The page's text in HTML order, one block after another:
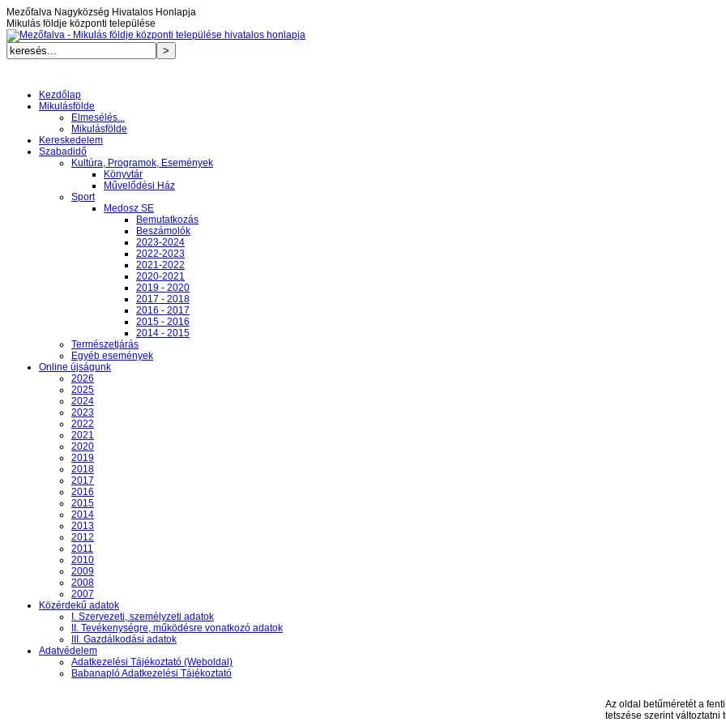
Mezőfalva Nagyközség Hivatalos Honlapja
Mikulás földje központi települése
Kezdőlap
Mikulásfölde
Elmesélés...
Mikulásfölde
Kereskedelem
Szabadidő
Kultúra, Programok, Események
Könyvtár
Művelődési Ház
Sport
Medosz SE
Bemutatkozás
Beszámolók
2023-2024
2022-2023
2021-2022
2020-2021
2019 - 2020
2017 - 2018
2016 - 2017
2015 - 2016
2014 - 2015
Természetjárás
Egyéb események
Online újságunk
2026
2025
2024
2023
2022
2021
2020
2019
2018
2017
2016
2015
2014
2013
2012
2011
2010
2009
2008
2007
Közérdekű adatok
I. Szervezeti, személyzeti adatok
II. Tevékenységre, működésre vonatkozó adatok
III. Gazdálkodási adatok
Adatvédelem
Adatkezelési Tájékoztató (Weboldal)
Babanapló Adatkezelési Tájékoztató
Az oldal betűméretét a
tetszése szerint változtatni